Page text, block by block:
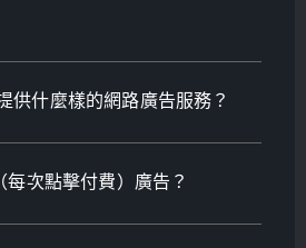
供什麼樣的網路廣告服務？
每次點擊付費）廣告？